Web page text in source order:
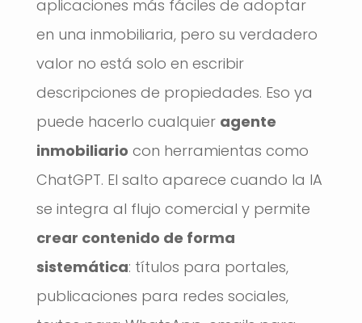
aplicaciones más fáciles de adoptar
en una inmobiliaria, pero su verdadero
valor no está solo en escribir
descripciones de propiedades. Eso ya
puede hacerlo cualquier agente
inmobiliario con herramientas como
ChatGPT. El salto aparece cuando la IA
se integra al flujo comercial y permite
crear contenido de forma
sistemática: títulos para portales,
publicaciones para redes sociales,